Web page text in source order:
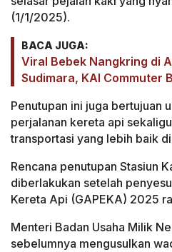
(1/1/2025).
BACA JUGA:
Viral Bebek Nangkring di
Sudimara, KAI Commuter
Penutupan ini juga bertujuan
perjalanan kereta api
transportasi yang lebih baik
Rencana penutupan Stasiun
diberlakukan setelah
Kereta Api (GAPEKA) 2025
Menteri Badan Usaha Milik
sebelumnya mengusulkan